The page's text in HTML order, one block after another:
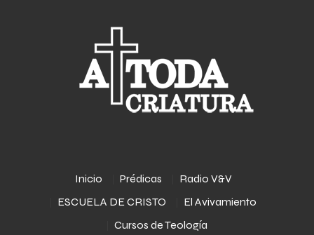
Inicio Prédicas
Radio V&V
ESCUELA DE CRISTO
El Avivamiento
Cursos de Teología